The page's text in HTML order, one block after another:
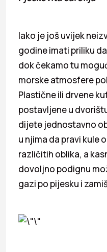
Iako je još uvijek
godine imati priliku
dok čekamo tu
morske atmosfere
Plastične ili drvene
postavljene u
dijete jednostavno
u njima da pravi kule
različitih oblika, a
dovoljno podignu
gazi po pijesku i